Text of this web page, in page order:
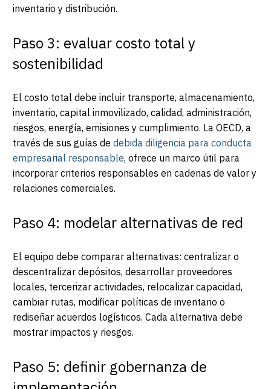
inventario y distribución.
Paso 3: evaluar costo total y
sostenibilidad
El costo total debe incluir transporte, almacenamiento,
inventario, capital inmovilizado, calidad, administración,
riesgos, energía, emisiones y cumplimiento. La OECD, a
través de sus guías de debida diligencia para conducta
empresarial responsable, ofrece un marco útil para
incorporar criterios responsables en cadenas de valor y
relaciones comerciales.
Paso 4: modelar alternativas de red
El equipo debe comparar alternativas: centralizar o
descentralizar depósitos, desarrollar proveedores
locales, tercerizar actividades, relocalizar capacidad,
cambiar rutas, modificar políticas de inventario o
rediseñar acuerdos logísticos. Cada alternativa debe
mostrar impactos y riesgos.
Paso 5: definir gobernanza de